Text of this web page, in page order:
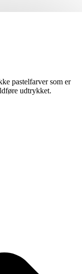
pastelfarver som er
udtrykket.